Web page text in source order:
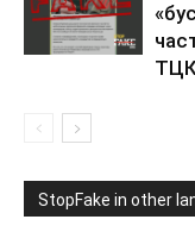
StopFake in other